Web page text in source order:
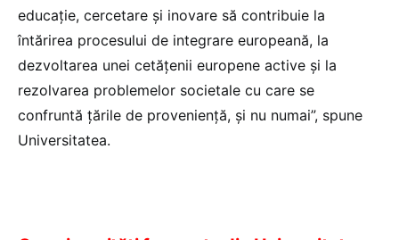
educație, cercetare și inovare să contribuie la
întărirea procesului de integrare europeană, la
dezvoltarea unei cetățenii europene active și la
rezolvarea problemelor societale cu care se
confruntă țările de proveniență, și nu numai”, spune
Universitatea.